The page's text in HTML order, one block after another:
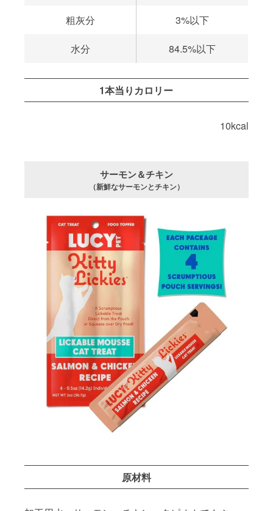
粗灰分 3%以下
水分 84.5%以下
1本当りカロリー
10kcal
サーモン＆チキン
（新鮮なサーモンとチキン）
原材料